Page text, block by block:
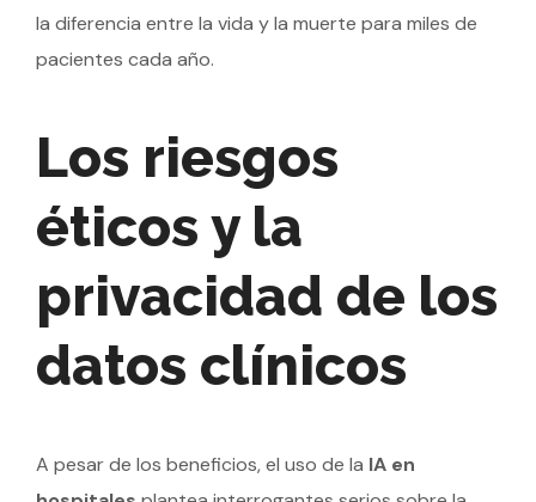
la diferencia entre la vida y la muerte para miles de
pacientes cada año.
Los riesgos
éticos y la
privacidad de los
datos clínicos
A pesar de los beneficios, el uso de la IA en